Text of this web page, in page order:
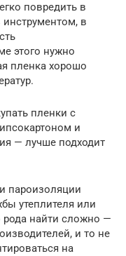
повредить в
инструментом, в
этого нужно
пленка хорошо
пленки с
и
— лучше подходит
пароизоляции
утеплителя или
найти сложно —
и то не
на